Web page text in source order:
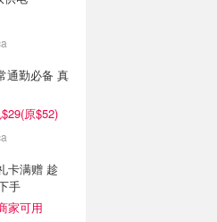
通勤必备 真
原$52)
卡满赠 趁
手
家可用